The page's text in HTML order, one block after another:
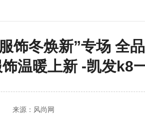
饰冬焕新”专场 全
饰温暖上新 -凯发k8
来源：风尚网